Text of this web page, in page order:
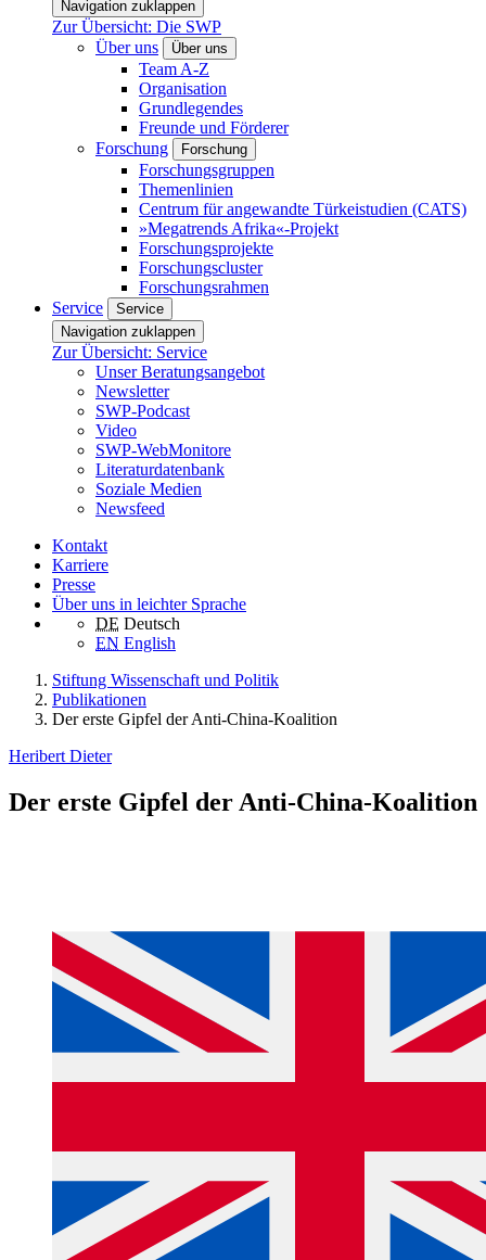
Navigation zuklappen
Zur Übersicht: Die SWP
Über uns
Über uns
Team A-Z
Organisation
Grundlegendes
Freunde und Förderer
Forschung
Forschung
Forschungsgruppen
Themenlinien
Centrum für angewandte Türkeistudien (CATS)
»Megatrends Afrika«-Projekt
Forschungsprojekte
Forschungscluster
Forschungsrahmen
Service
Service
Navigation zuklappen
Zur Übersicht: Service
Unser Beratungsangebot
Newsletter
SWP-Podcast
Video
SWP-WebMonitore
Literaturdatenbank
Soziale Medien
Newsfeed
Kontakt
Karriere
Presse
Über uns in leichter Sprache
DE Deutsch
EN English
Stiftung Wissenschaft und Politik
Publikationen
Der erste Gipfel der Anti-China-Koalition
Heribert Dieter
Der erste Gipfel der Anti-China-Koalition